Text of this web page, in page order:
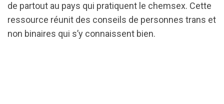
de partout au pays qui pratiquent le chemsex. Cette
ressource réunit des conseils de personnes trans et
non binaires qui s’y connaissent bien.